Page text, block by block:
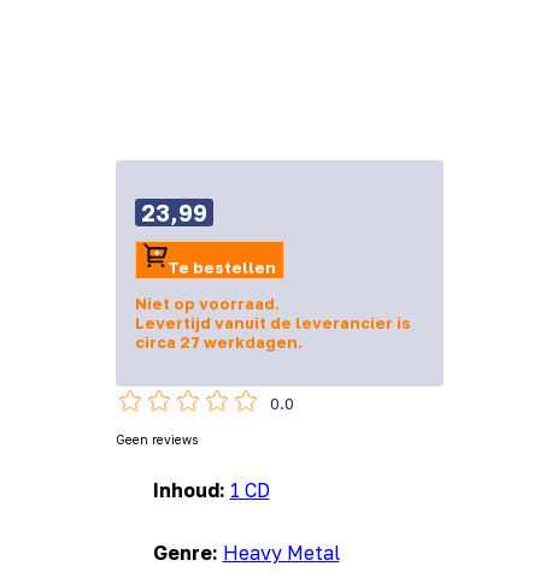
Inhoud: 1 CD
Genre: Heavy Metal
23,99
Te bestellen
Niet op voorraad.
Levertijd vanuit de leverancier is
circa 27 werkdagen.
0.0
Geen reviews